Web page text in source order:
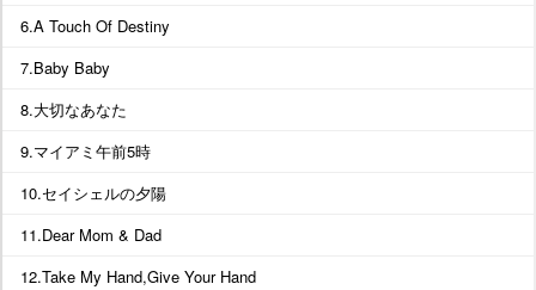
6.A Touch Of Destiny
7.Baby Baby
8.大切なあなた
9.マイアミ午前5時
10.セイシェルの夕陽
11.Dear Mom & Dad
12.Take My Hand,Give Your Hand